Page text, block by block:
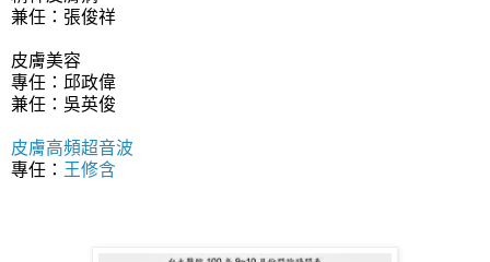
兼任：張俊祥
皮膚美容
專任：邱政偉
兼任：吳英俊
皮膚高頻超音波
專任： 王修含